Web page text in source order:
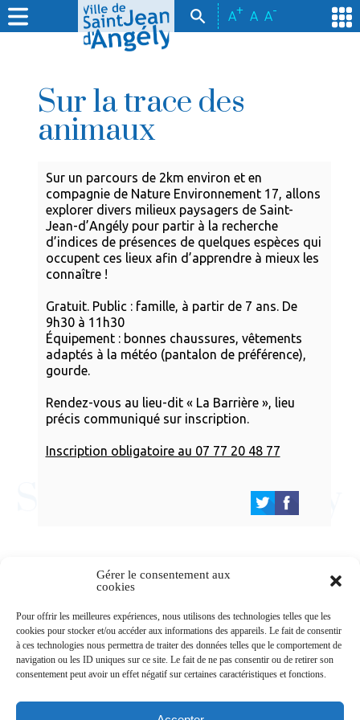
Gérer le consentement aux
cookies
Pour offrir les meilleures expériences, nous utilisons des technologies telles que les
cookies pour stocker et/ou accéder aux informations des appareils. Le fait de consentir
à ces technologies nous permettra de traiter des données telles que le comportement de
navigation ou les ID uniques sur ce site. Le fait de ne pas consentir ou de retirer son
consentement peut avoir un effet négatif sur certaines caractéristiques et fonctions.
A+ A A-
Sur la trace des
animaux
Sur un parcours de 2km environ et en
compagnie de Nature Environnement 17, allons
explorer divers milieux paysagers de Saint-
Jean-d’Angély pour partir à la recherche
d’indices de présences de quelques espèces qui
occupent ces lieux afin d’apprendre à mieux les
connaître !
Gratuit. Public : famille, à partir de 7 ans. De
9h30 à 11h30
Équipement : bonnes chaussures, vêtements
adaptés à la météo (pantalon de préférence),
gourde.
Rendez-vous au lieu-dit « La Barrière », lieu
précis communiqué sur inscription.
Inscription obligatoire au 07 77 20 48 77
Newsletters
Abonnez-vous à la newsletter
>